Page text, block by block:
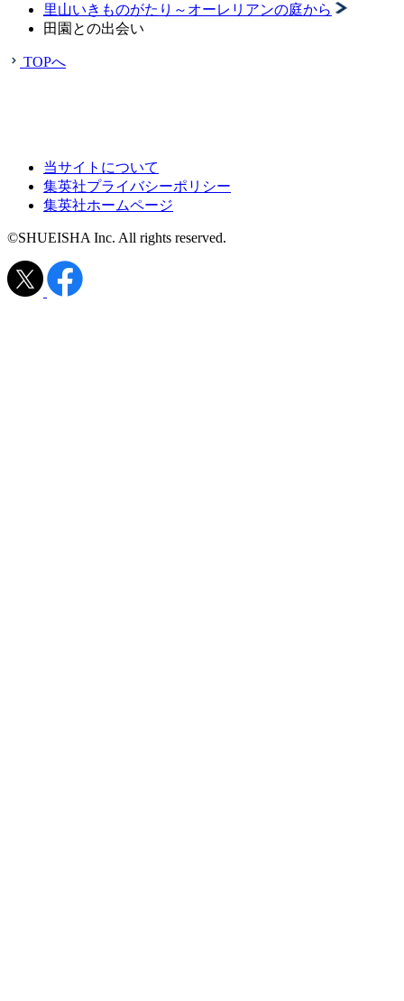
里山いきものがたり～オーレリアンの庭から
田園との出会い
TOPへ
当サイトについて
集英社プライバシーポリシー
集英社ホームページ
©SHUEISHA Inc. All rights reserved.